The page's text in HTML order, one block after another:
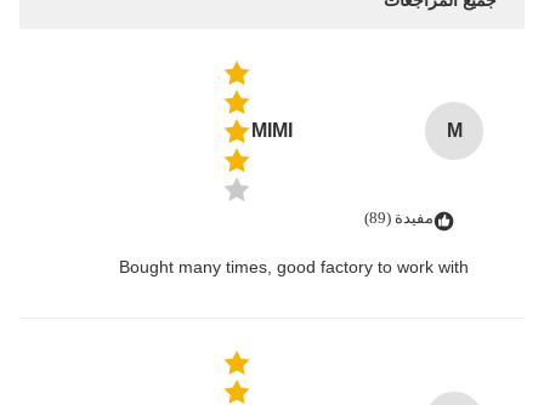
M
MIMI
مفيدة (89)
Bought many times, good factory to work with